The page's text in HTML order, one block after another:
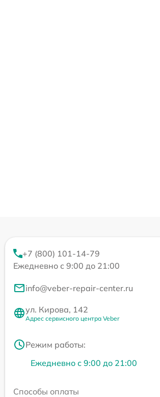
+7 (800) 101-14-79
Ежедневно с 9:00 до 21:00
info@veber-repair-center.ru
ул. Кирова, 142
Адрес сервисного центра Veber
Режим работы:
Ежедневно с 9:00 до 21:00
Способы оплаты